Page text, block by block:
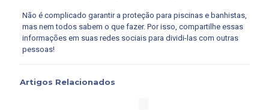
Não é complicado garantir a proteção para piscinas e banhistas,
mas nem todos sabem o que fazer. Por isso, compartilhe essas
informações em suas redes sociais para dividi-las com outras
pessoas!
Artigos Relacionados